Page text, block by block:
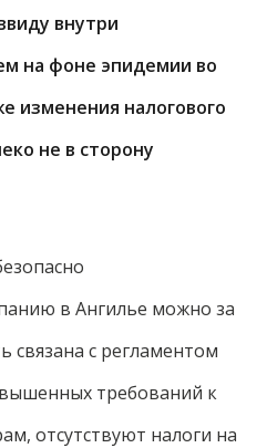
внутри
на фоне эпидемии во
изменения налогового
не в сторону
в Ангилье можно за
связана с регламентом
требований к
отсутствуют налоги на